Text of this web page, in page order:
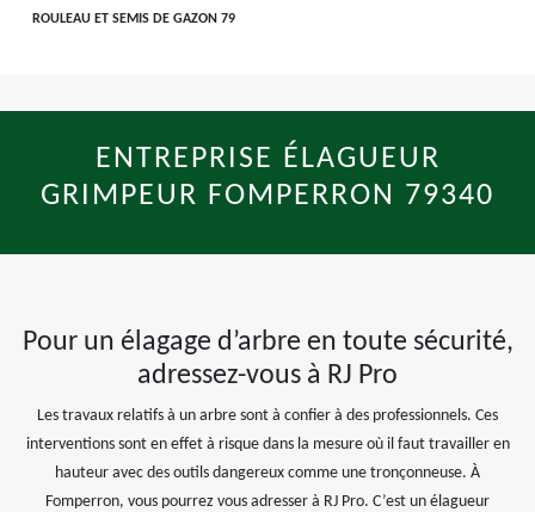
ROULEAU ET SEMIS DE GAZON 79
ENTREPRISE ÉLAGUEUR
GRIMPEUR FOMPERRON 79340
Pour un élagage d’arbre en toute sécurité,
adressez-vous à RJ Pro
Les travaux relatifs à un arbre sont à confier à des professionnels. Ces
interventions sont en effet à risque dans la mesure où il faut travailler en
hauteur avec des outils dangereux comme une tronçonneuse. À
Fomperron, vous pourrez vous adresser à RJ Pro. C’est un élagueur